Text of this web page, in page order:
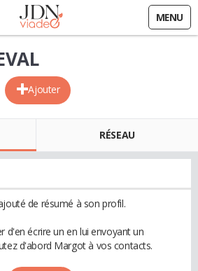
MENU
Ajouter
RÉSEAU
de résumé à son profil.
d'en écrire un en lui envoyant un
d'abord Margot à vos contacts.